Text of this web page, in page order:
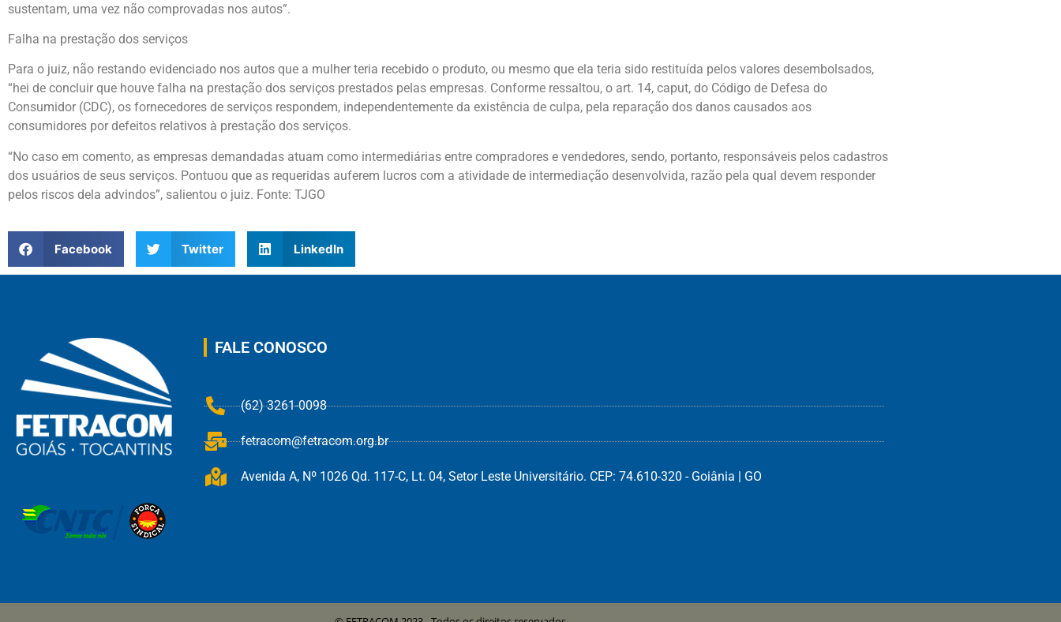
sustentam, uma vez não comprovadas nos autos”.
Falha na prestação dos serviços
Para o juiz, não restando evidenciado nos autos que a mulher teria recebido o produto, ou mesmo que ela teria sido restituída pelos valores desembolsados,
“hei de concluir que houve falha na prestação dos serviços prestados pelas empresas. Conforme ressaltou, o art. 14, caput, do Código de Defesa do
Consumidor (CDC), os fornecedores de serviços respondem, independentemente da existência de culpa, pela reparação dos danos causados aos
consumidores por defeitos relativos à prestação dos serviços.
“No caso em comento, as empresas demandadas atuam como intermediárias entre compradores e vendedores, sendo, portanto, responsáveis pelos cadastros
dos usuários de seus serviços. Pontuou que as requeridas auferem lucros com a atividade de intermediação desenvolvida, razão pela qual devem responder
pelos riscos dela advindos”, salientou o juiz. Fonte: TJGO
Facebook Twitter LinkedIn
FALE CONOSCO
(62) 3261-0098
fetracom@fetracom.org.br
Avenida A, Nº 1026 Qd. 117-C, Lt. 04, Setor Leste Universitário. CEP: 74.610-320 - Goiânia | GO